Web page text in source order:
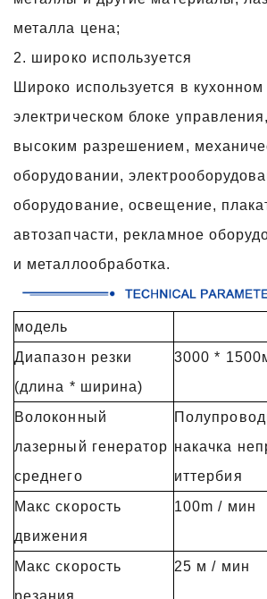
металла цена;
2. широко используется
Широко используется в
электрическом блоке
высоким разрешением,
оборудовании,
оборудование, освещение,
автозапчасти, рекламное
и металлообработка.
модель
Диапазон резки
(длина * ширина)
3000 *
Волоконный
лазерный генератор
среднего
накачка
иттербия
Макс скорость
движения
100m / мин
Макс скорость
резания
25 м / мин